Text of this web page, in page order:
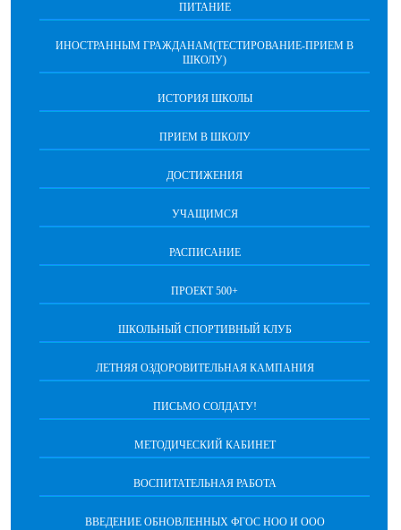
ПИТАНИЕ
ИНОСТРАННЫМ ГРАЖДАНАМ(ТЕСТИРОВАНИЕ-ПРИЕМ В
ШКОЛУ)
ИСТОРИЯ ШКОЛЫ
ПРИЕМ В ШКОЛУ
ДОСТИЖЕНИЯ
УЧАЩИМСЯ
РАСПИСАНИЕ
ПРОЕКТ 500+
ШКОЛЬНЫЙ СПОРТИВНЫЙ КЛУБ
ЛЕТНЯЯ ОЗДОРОВИТЕЛЬНАЯ КАМПАНИЯ
ПИСЬМО СОЛДАТУ!
МЕТОДИЧЕСКИЙ КАБИНЕТ
ВОСПИТАТЕЛЬНАЯ РАБОТА
ВВЕДЕНИЕ ОБНОВЛЕННЫХ ФГОС НОО И ООО